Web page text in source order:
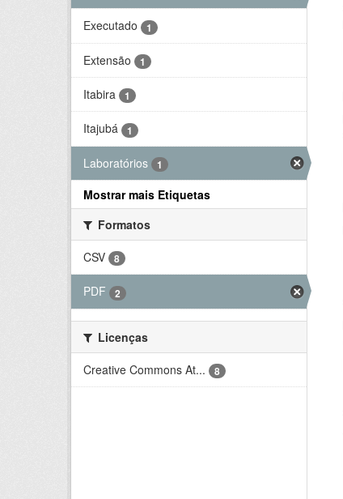
Executado 1
Extensão 1
Itabira 1
Itajubá 1
Laboratórios 1
Mostrar mais Etiquetas
Formatos
CSV
8
PDF 2
Licenças
Creative Commons At...
8